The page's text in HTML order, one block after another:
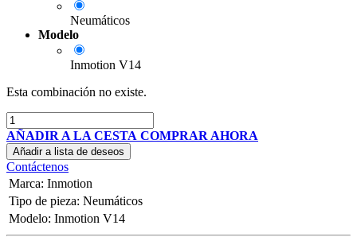
Neumáticos
Modelo
Inmotion V14
Esta combinación no existe.
AÑADIR A LA CESTA COMPRAR AHORA
Añadir a lista de deseos
Contáctenos
Marca: Inmotion
Tipo de pieza: Neumáticos
Modelo: Inmotion V14